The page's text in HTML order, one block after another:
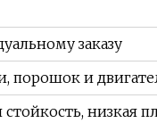
заказу
порошок и
низкая